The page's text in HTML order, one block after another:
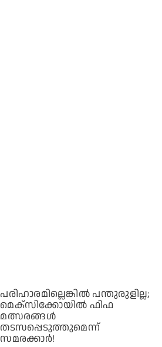
പരിഹാരമില്ലെങ്കില്‍ പന്തുരുളില്ല;
മെക്‌സിക്കോയില്‍ ഫിഫ
മത്സരങ്ങള്‍
തടസപ്പെടുത്തുമെന്ന്
സമരക്കാര്‍!